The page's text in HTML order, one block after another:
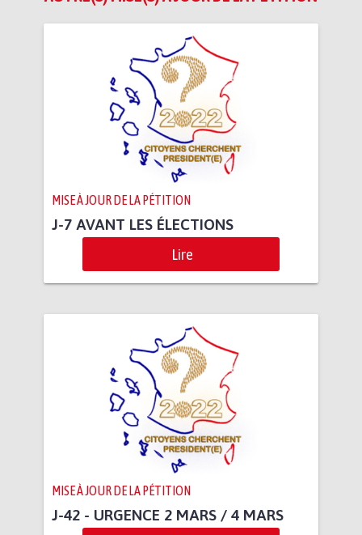
MISE À JOUR DE LA PÉTITION
J-7 AVANT LES ÉLECTIONS
Lire
MISE À JOUR DE LA PÉTITION
J-42 - URGENCE 2 MARS / 4 MARS